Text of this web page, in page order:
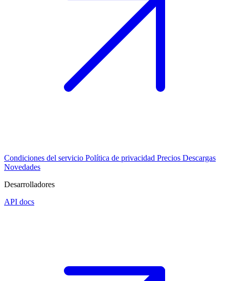
Condiciones del servicio Política de privacidad Precios Descargas
Novedades
Desarrolladores
API docs